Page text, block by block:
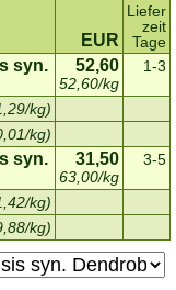
EUR
Liefer
zeit
Tage
syn.
52,60
52,60/kg
1-3
kg)
kg)
syn.
31,50
63,00/kg
3-5
kg)
kg)